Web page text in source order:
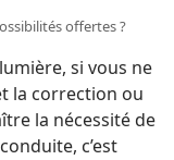
offertes ?
si vous ne
la correction ou
la nécessité de
c’est